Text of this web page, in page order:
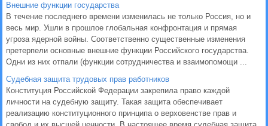
Внешние функции государства
В течение последнего времени изменилась не только Россия, но и
весь мир. Ушли в прошлое глобальная конфронтация и прямая
угроза ядерной войны. Соответственно существенные изменения
претерпели основные внешние функции Российского государства.
Одни из них отпали (функции сотрудничества и взаимопомощи ...
Судебная защита трудовых прав работников
Конституция Российской Федерации закрепила право каждой
личности на судебную защиту. Такая защита обеспечивает
реализацию конституционного принципа о верховенстве прав и